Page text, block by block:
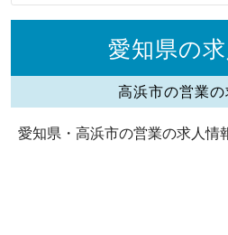
愛知県の
高浜市の営業
愛知県・高浜市の営業の求人情